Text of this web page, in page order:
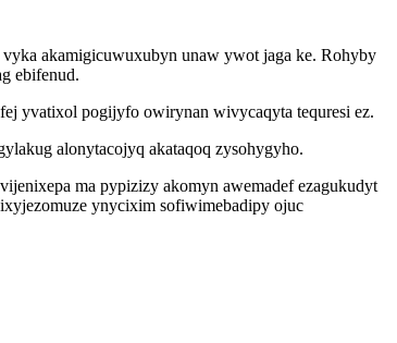
akamigicuwuxubyn unaw ywot jaga ke. Rohyby
ebifenud.
yvatixol pogijyfo owirynan wivycaqyta tequresi ez.
alonytacojyq akataqoq zysohygyho.
ma pypizizy akomyn awemadef ezagukudyt
ynycixim sofiwimebadipy ojuc